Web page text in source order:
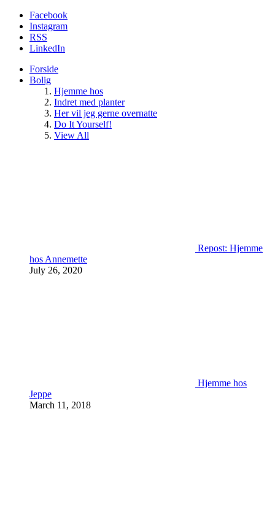
Facebook
Instagram
RSS
LinkedIn
Forside
Bolig
Hjemme hos
Indret med planter
Her vil jeg gerne overnatte
Do It Yourself!
View All
Repost: Hjemme
hos Annemette
July 26, 2020
Hjemme hos
Jeppe
March 11, 2018